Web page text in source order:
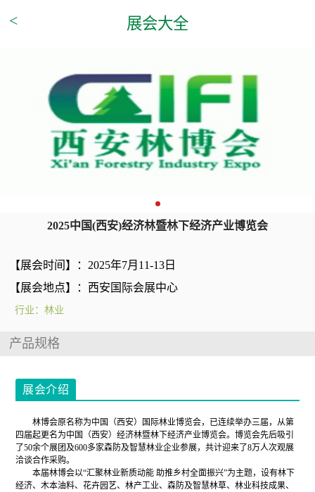
< 展会大全
2025中国(西安)经济林暨林下经济产业博览会
【展会时间】： 2025年7月11-13日
【展会地点】： 西安国际会展中心
行业：林业
产品规格
展会介绍
林博会原名称为中国（西安）国际林业博览会，已连续举办三届，从第
四届起更名为中国（西安）经济林暨林下经济产业博览会。博览会先后吸引
了50余个展团及600多家森防及智慧林业企业参展，共计迎来了8万人次观展
洽谈合作采购。
本届林博会以“汇聚林业新质动能 助推乡村全面振兴”为主题，设有林下
经济、木本油料、花卉园艺、林产工业、森防及智慧林草、林业科技成果、